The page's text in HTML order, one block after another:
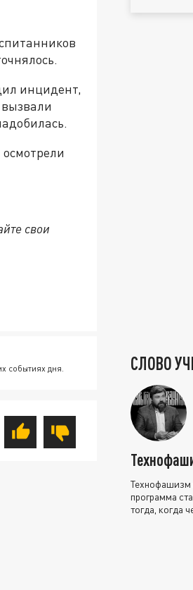
инцидент,
свои
событиях дня. СЛОВО
Технофашизм
программа
тогда, когда